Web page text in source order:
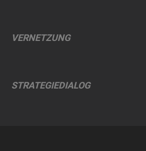
VERNETZUNG
STRATEGIEDIALOG